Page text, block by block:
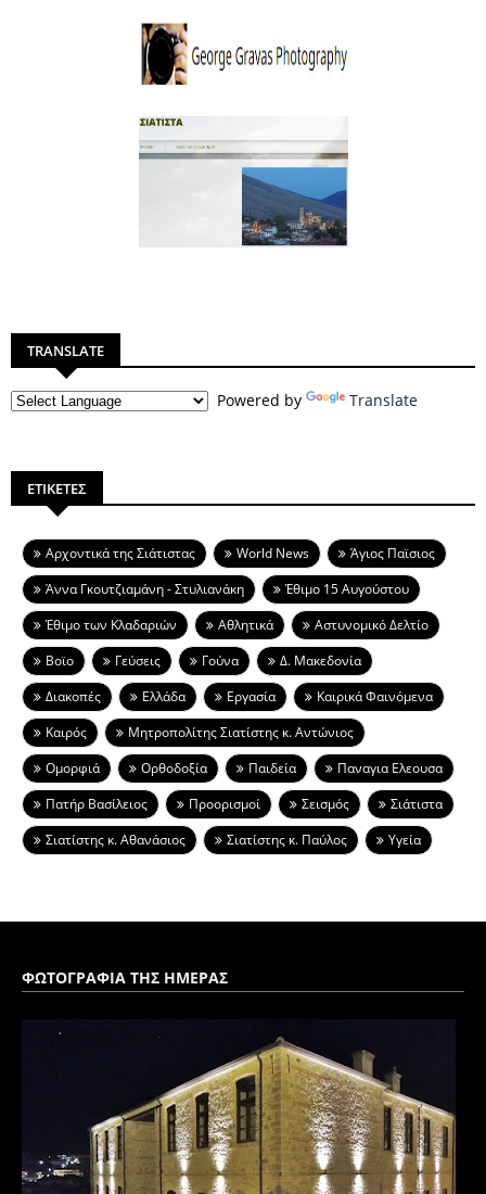
TRANSLATE
Powered by Translate
ΕΤΙΚΕΤΕΣ
Aρχοντικά της Σιάτιστας World News
Άγιος Παϊσιος
Άννα Γκουτζιαμάνη - Στυλιανάκη
Έθιμο 15 Αυγούστου
Έθιμο των Κλαδαριών
Αθλητικά
Αστυνομικό Δελτίο
Βοϊο
Γεύσεις Γούνα
Δ. Μακεδονία
Διακοπές
Ελλάδα Εργασία
Καιρικά Φαινόμενα
Καιρός
Μητροπολίτης Σιατίστης κ. Αντώνιος
Ομορφιά
Ορθοδοξία Παιδεία
Παναγια Ελεουσα
Πατήρ Βασίλειος
Προορισμοί Σεισμός
Σιάτιστα
Σιατίστης κ. Αθανάσιος
Σιατίστης κ. Παύλος Υγεία
ΦΩΤΟΓΡΑΦΙΑ ΤΗΣ ΗΜΕΡΑΣ